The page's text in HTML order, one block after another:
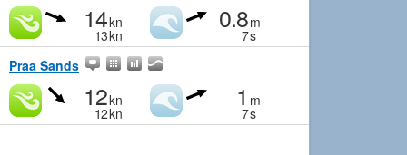
14kn
13kn
0.8m
7s
Praa Sands
12kn
12kn
1 m
7s